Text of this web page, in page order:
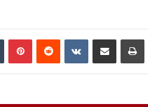
Tumblr PinterestReddit VKontakteShare via Email